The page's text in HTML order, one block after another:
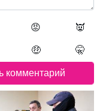
😡 👿
🤑 🤫